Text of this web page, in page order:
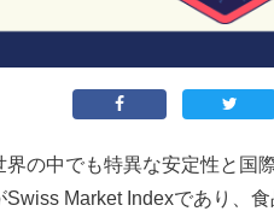
の中でも特異な安定性と国
Swiss Market Indexであり、